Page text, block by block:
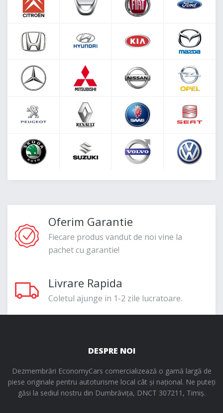
Oferim Garantie
Fiecare produs vandut de noi vine la
pachet cu garantie!
Livrare Rapida
Coletul ajunge in 1-2 zile lucratoare.
DESPRE NOI
Dezmembrări EconomyCars comercializează o gamă largă de
piese originale pentru autoturisme local cât și național. Ne puteți
găsi la sediul nostru din Dumbrăvița, DNCT 307211, Timiș.